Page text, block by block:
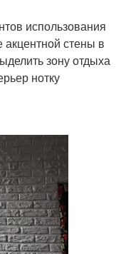
использования
акцентной стены в
зону отдыха
нотку